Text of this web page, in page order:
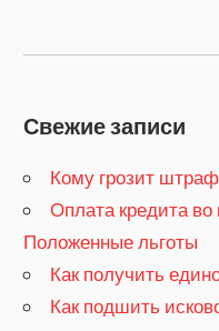
Свежие записи
Кому грозит штраф
​Оплата кредита
Положенные льготы
​Как получить
Как подшить